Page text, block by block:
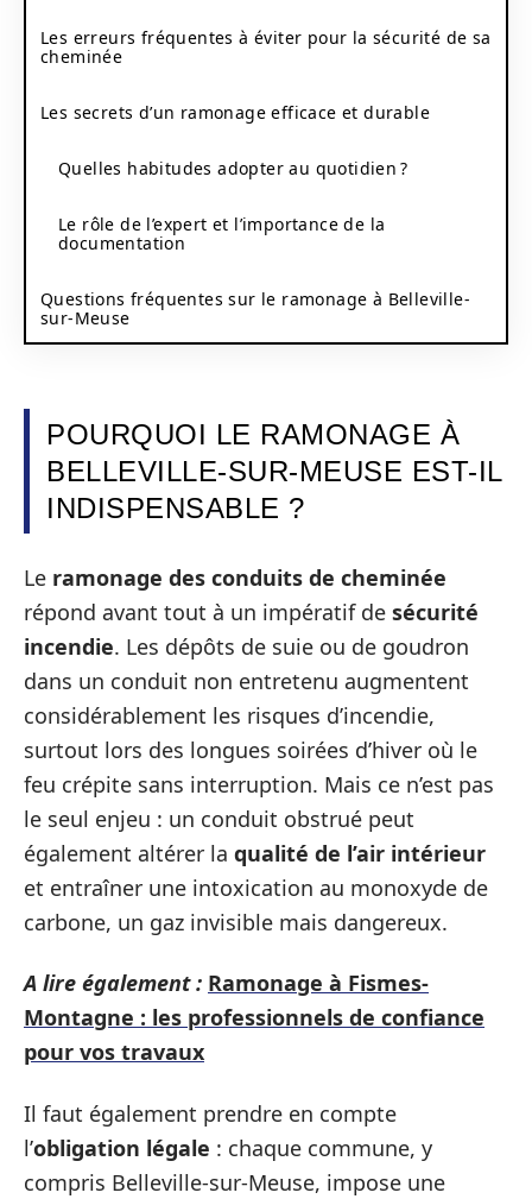
Les erreurs fréquentes à éviter pour la sécurité de sa
cheminée
Les secrets d’un ramonage efficace et durable
Quelles habitudes adopter au quotidien ?
Le rôle de l’expert et l’importance de la
documentation
Questions fréquentes sur le ramonage à Belleville-
sur-Meuse
POURQUOI LE RAMONAGE À
BELLEVILLE-SUR-MEUSE EST-IL
INDISPENSABLE ?
Le ramonage des conduits de cheminée
répond avant tout à un impératif de sécurité
incendie. Les dépôts de suie ou de goudron
dans un conduit non entretenu augmentent
considérablement les risques d’incendie,
surtout lors des longues soirées d’hiver où le
feu crépite sans interruption. Mais ce n’est pas
le seul enjeu : un conduit obstrué peut
également altérer la qualité de l’air intérieur
et entraîner une intoxication au monoxyde de
carbone, un gaz invisible mais dangereux.
A lire également : Ramonage à Fismes-
Montagne : les professionnels de confiance
pour vos travaux
Il faut également prendre en compte
l’obligation légale : chaque commune, y
compris Belleville-sur-Meuse, impose une